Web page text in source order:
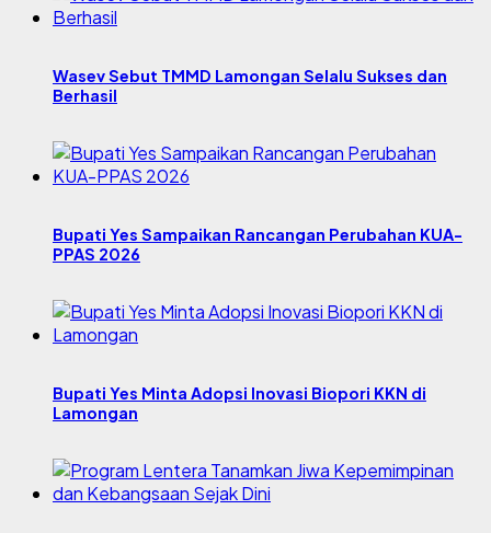
Wasev Sebut TMMD Lamongan Selalu Sukses dan
Berhasil
Bupati Yes Sampaikan Rancangan Perubahan KUA-
PPAS 2026
Bupati Yes Minta Adopsi Inovasi Biopori KKN di
Lamongan